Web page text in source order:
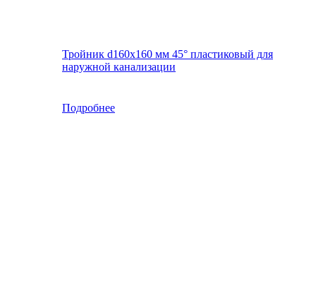
Тройник d160х160 мм 45° пластиковый для
наружной канализации
Подробнее